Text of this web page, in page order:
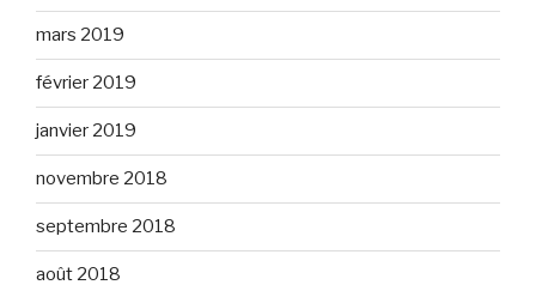
mars 2019
février 2019
janvier 2019
novembre 2018
septembre 2018
août 2018